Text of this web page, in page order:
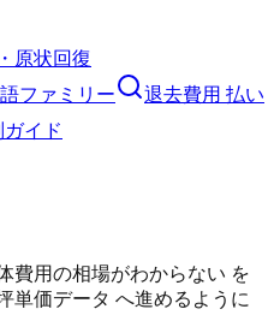
原状回復
ファミリー
退去費用 払い
イド
費用の相場がわからない を
単価データ へ進めるように